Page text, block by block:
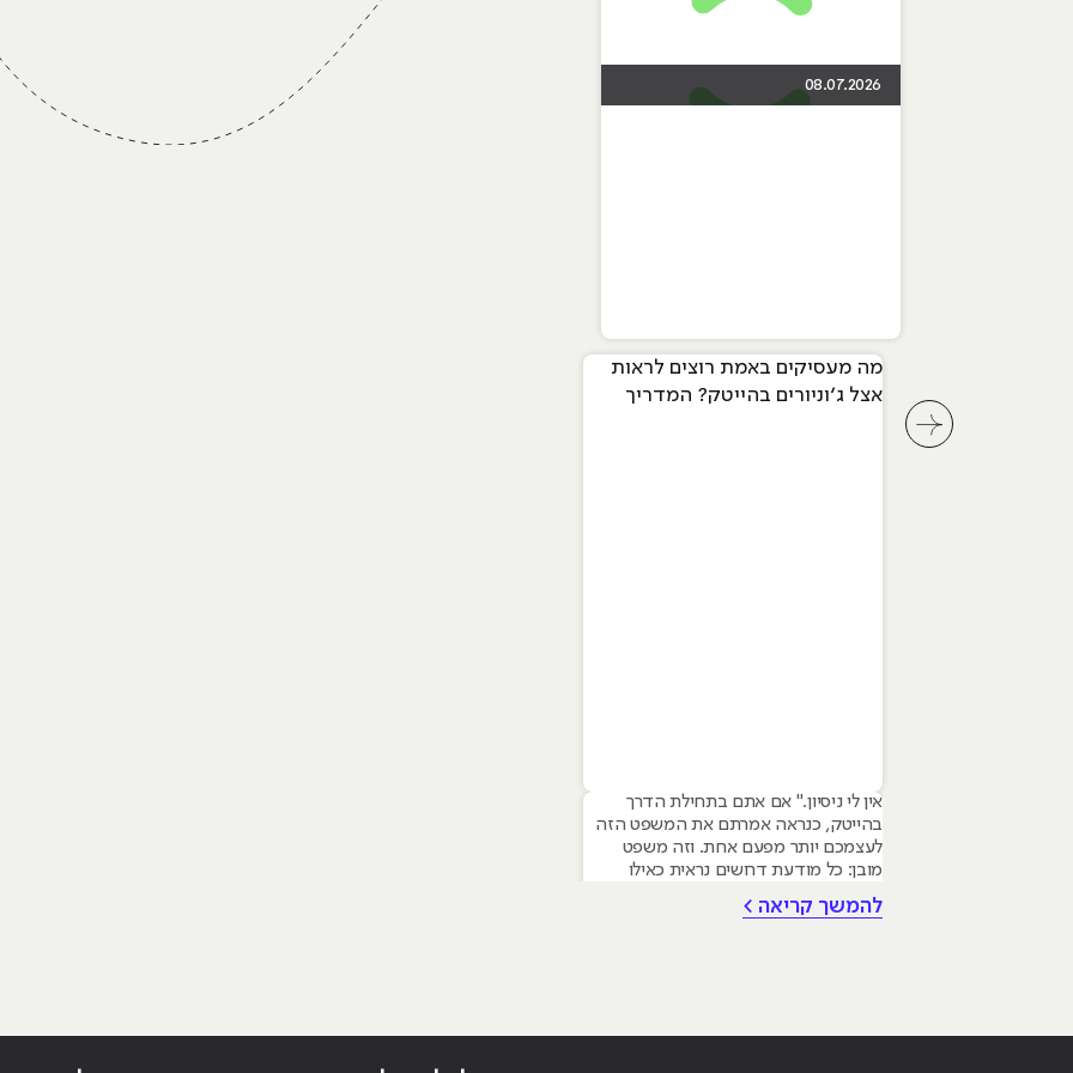
08.07.2026
מה מעסיקים באמת רוצים לראות
אצל ג׳וניורים בהייטק? המדריך
אין לי ניסיון." אם אתם בתחילת הדרך
בהייטק, כנראה אמרתם את המשפט הזה
לעצמכם יותר מפעם אחת. וזה משפט
מובן: כל מודעת דרושים נראית כאילו
נכתבה עבור מישהו שכבר עבד בצוות,
כבר נגע במוצר אמיתי, כבר צבר ביטחון.
להמשך קריאה >
לחץ לשיקופית קודמת בסליידר מאמרים